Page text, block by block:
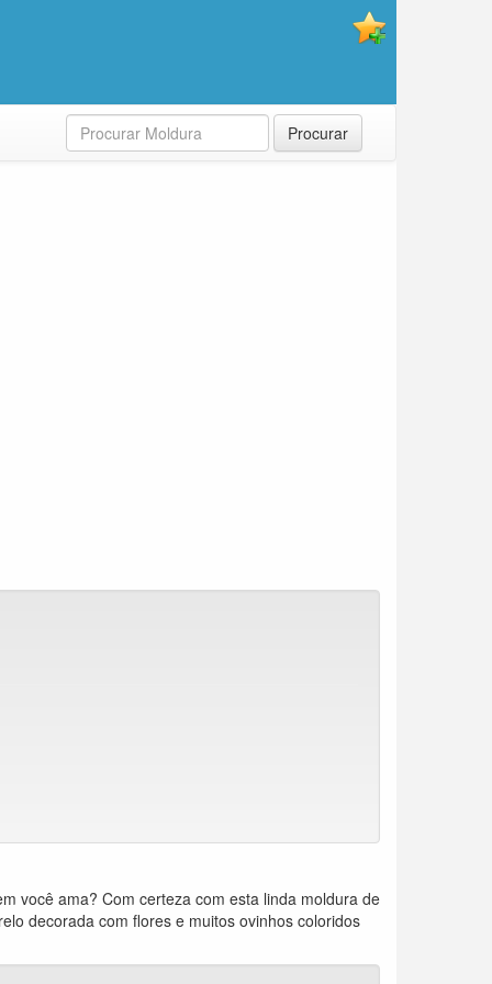
Procurar
você ama? Com certeza com esta linda moldura de
decorada com flores e muitos ovinhos coloridos